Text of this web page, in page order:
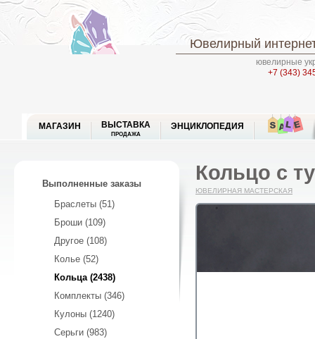
Ювелирный
ювелирные
+7 (343)
МАГАЗИН ВЫСТАВКА
ПРОДАЖА
ЭНЦИКЛОПЕДИЯ
Выполненные заказы
Браслеты (51)
Броши (109)
Другое (108)
Колье (52)
Кольца (2438)
Комплекты (346)
Кулоны (1240)
Серьги (983)
Кольцо с
ЮВЕЛИРНАЯ МАСТЕРСКАЯ